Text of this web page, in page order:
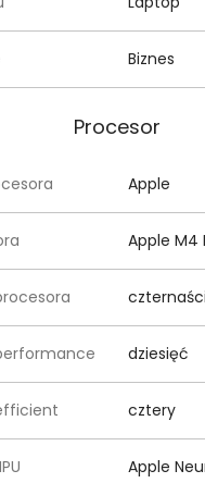
Biznes
Procesor
Apple
Apple M4
dziesięć
cztery
Apple